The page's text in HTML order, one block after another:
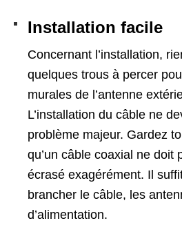
Installation facile
Concernant l’installation,
quelques trous à percer
murales de l’antenne
L’installation du câble ne
problème majeur. Gardez
qu’un câble coaxial ne doit
écrasé exagérément. Il
brancher le câble, les
d’alimentation.